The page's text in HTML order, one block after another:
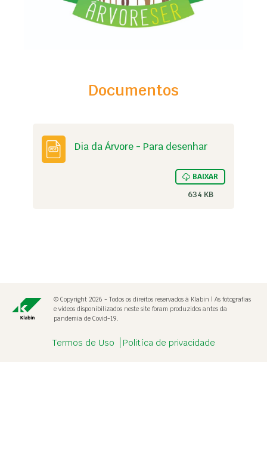
Documentos
Dia da Árvore - Para desenhar
BAIXAR
634 KB
© Copyright 2026 - Todos os direitos reservados à Klabin | As fotografias
e vídeos disponibilizados neste site foram produzidos antes da
pandemia de Covid-19.
Termos de Uso Politíca de privacidade